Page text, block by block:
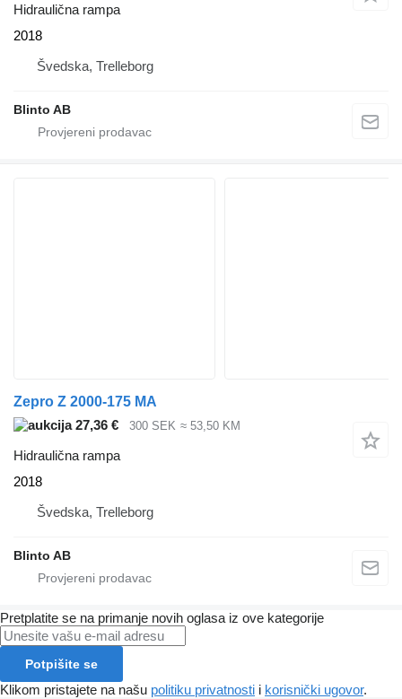
Hidraulična rampa
2018
Švedska, Trelleborg
Blinto AB
Zepro Z 2000-175 MA
27,36 €
300 SEK ≈ 53,50 KM
Hidraulična rampa
2018
Švedska, Trelleborg
Blinto AB
Pretplatite se na primanje novih oglasa iz ove kategorije
Potpišite se
Klikom pristajete na našu politiku privatnosti i korisnički ugovor.